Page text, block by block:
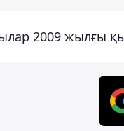
2009 жылғы